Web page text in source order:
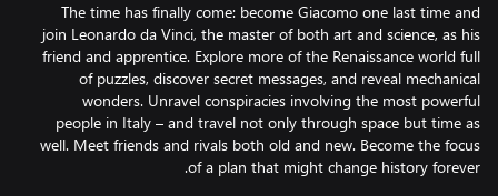
The time has finally come: become Giacomo one last time and
join Leonardo da Vinci, the master of both art and science, as his
friend and apprentice. Explore more of the Renaissance world full
of puzzles, discover secret messages, and reveal mechanical
wonders. Unravel conspiracies involving the most powerful
people in Italy – and travel not only through space but time as
well. Meet friends and rivals both old and new. Become the focus